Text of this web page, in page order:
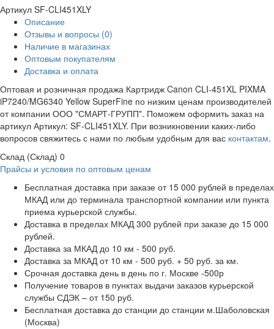
Артикул SF-CLI451XLY
Описание
Отзывы и вопросы (0)
Наличие в магазинах
Оптовым покупателям
Доставка и оплата
Оптовая и розничная продажа Картридж Canon CLI-451XL PIXMA
iP7240/MG6340 Yellow SuperFine по низким ценам производителей
от компании ООО "СМАРТ-ГРУПП". Поможем оформить заказ на
артикул Артикул: SF-CLI451XLY. При возникновении каких-либо
вопросов свяжитесь с нами по любым удобным для вас контактам.
Склад (Склад) 0
Прайсы и условия по оптовым ценам
Бесплатная доставка при заказе от 15 000 рублей в пределах
МКАД или до терминала транспортной компании или пункта
приема курьерской службы.
Доставка в пределах МКАД 300 рублей при заказе до 15 000
рублей.
Доставка за МКАД до 10 км - 500 руб.
Доставка за МКАД от 10 км - 500 руб. + 50 руб. за км.
Срочная доставка день в день по г. Москве -500р
Получение товаров в пунктах выдачи заказов курьерской
службы СДЭК – от 150 руб.
Бесплатная доставка до станции до станции м.Шаболовская
(Москва)